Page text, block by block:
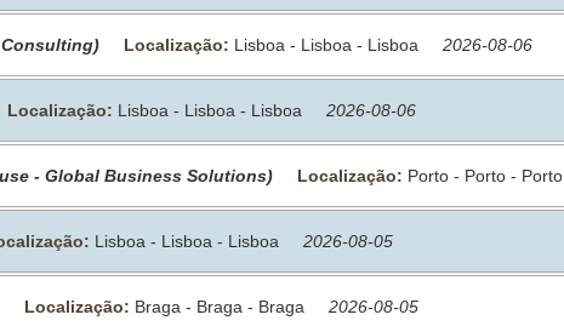
Localização: Lisboa - Lisboa - Lisboa 2026-08-06
Localização: Lisboa - Lisboa - Lisboa 2026-08-06
- Global Business Solutions) Localização: Porto - Porto - Porto
Lisboa - Lisboa - Lisboa 2026-08-05
Localização: Braga - Braga - Braga 2026-08-05